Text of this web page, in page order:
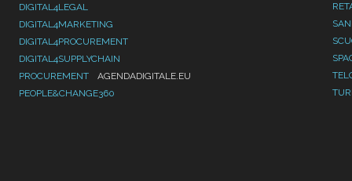
DIGITAL4LEGAL
DIGITAL4MARKETING
DIGITAL4PROCUREMENT
DIGITAL4SUPPLYCHAIN
PROCUREMENT
AGENDADIGITALE.EU
PEOPLE&CHANGE360